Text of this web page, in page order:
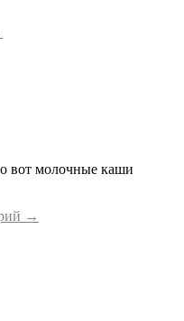
вот молочные каши
→